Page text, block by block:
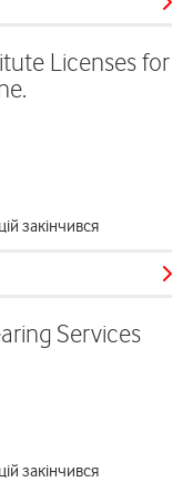
Licenses for
закінчився
Services
закінчився